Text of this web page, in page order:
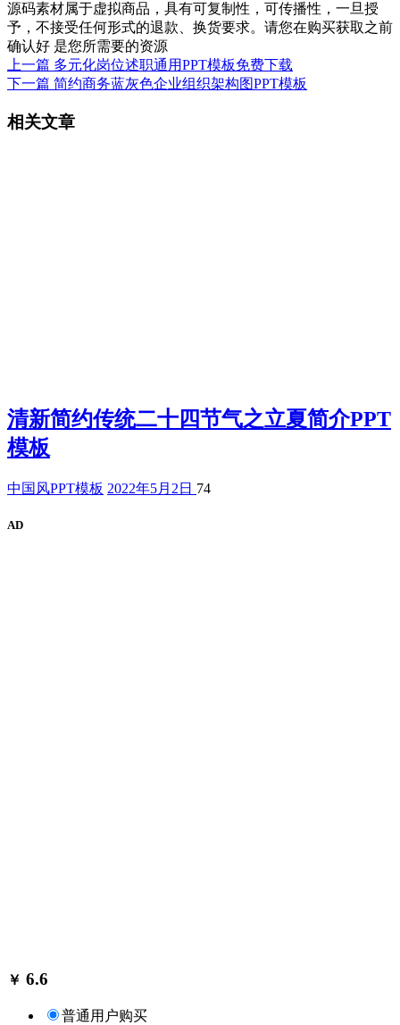
源码素材属于虚拟商品，具有可复制性，可传播性，一旦授
予，不接受任何形式的退款、换货要求。请您在购买获取之前
确认好 是您所需要的资源
上一篇 多元化岗位述职通用PPT模板免费下载
下一篇 简约商务蓝灰色企业组织架构图PPT模板
相关文章
清新简约传统二十四节气之立夏简介PPT
模板
中国风PPT模板 2022年5月2日 74
AD
￥ 6.6
普通用户购买